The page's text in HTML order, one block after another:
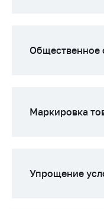
Общественное
Маркировка
Упрощение